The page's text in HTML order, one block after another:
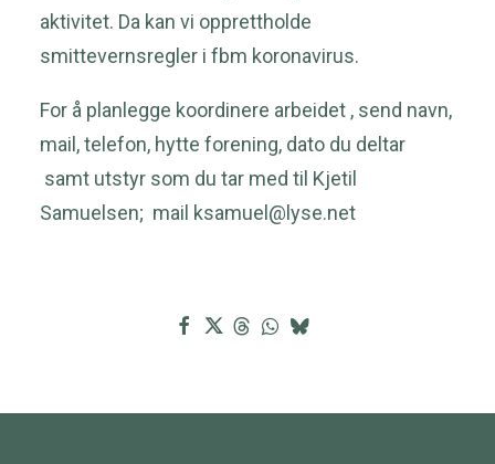
aktivitet. Da kan vi opprettholde
smittevernsregler i fbm koronavirus.
For å planlegge koordinere arbeidet , send navn,
mail, telefon, hytte forening, dato du deltar
samt utstyr som du tar med til Kjetil
Samuelsen; mail ksamuel@lyse.net